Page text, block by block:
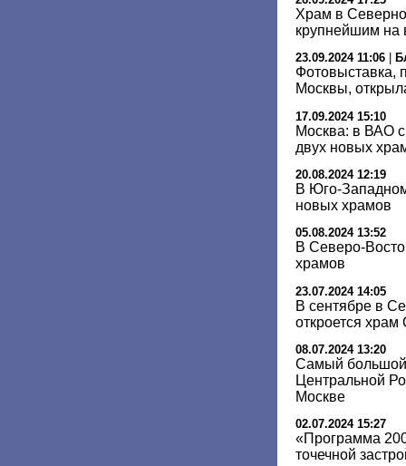
Храм в
крупнейшим на
23.09.2024 11:06
Фотовыставка,
Москвы,
17.09.2024 15:10
Москва: в ВАО
двух новых
20.08.2024 12:19
В Юго-
новых храмов
05.08.2024 13:52
В Северо-
храмов
23.07.2024 14:05
В сентябре в
откроется
08.07.2024 13:20
Самый
Центральной
Москве
02.07.2024 15:27
«Программа
точечной